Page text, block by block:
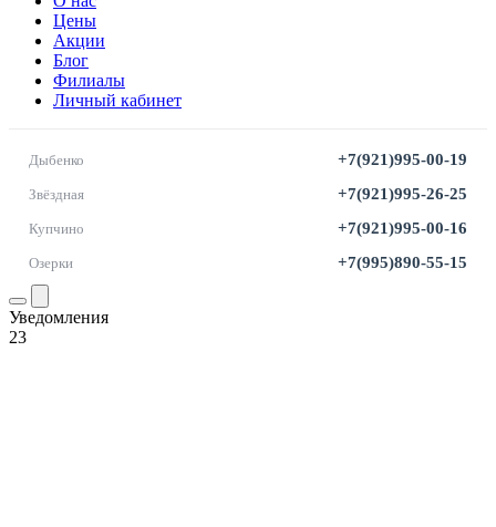
Цены
Акции
Блог
Филиалы
Личный кабинет
Дыбенко +7(921)995-00-19
Звёздная +7(921)995-26-25
Купчино +7(921)995-00-16
Озерки +7(995)890-55-15
Уведомления
23